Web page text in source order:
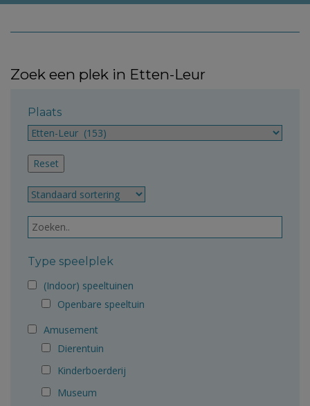
Zoek een plek in Etten-Leur
Plaats
Type speelplek
(Indoor) speeltuinen
Openbare speeltuin
Amusement
Dierentuin
Kinderboerderij
Museum